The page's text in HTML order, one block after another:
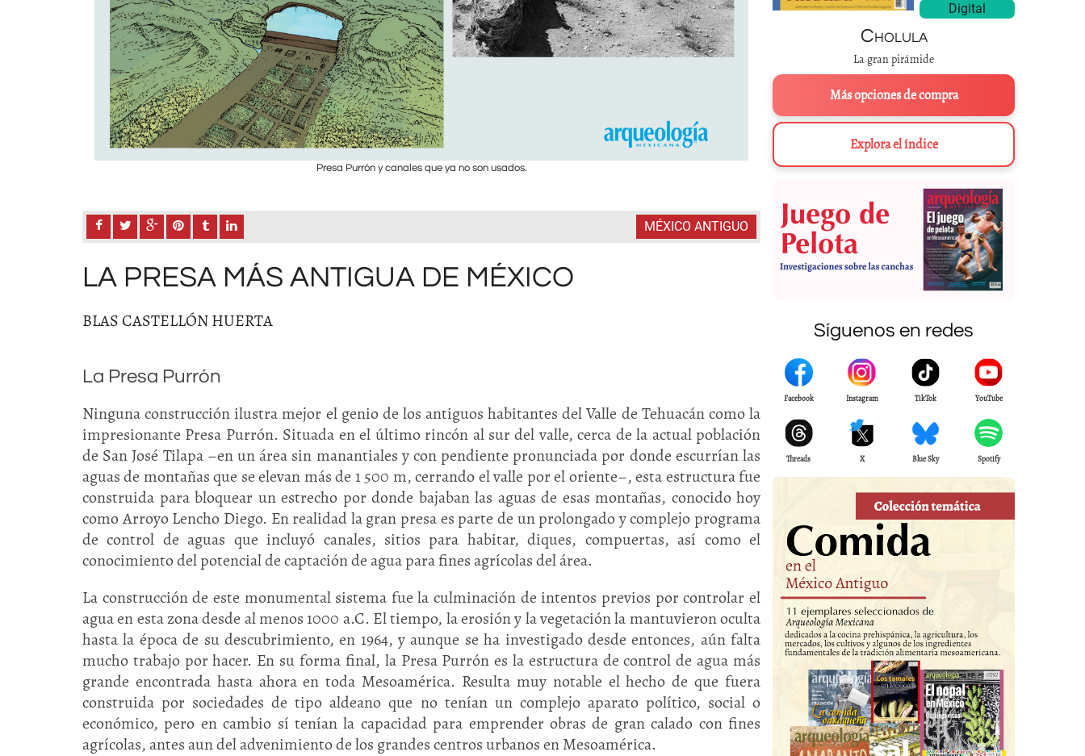
Presa Purrón y canales que ya no son usados. Presa Purrón y canales
MÉXICO ANTIGUO
LA PRESA MÁS ANTIGUA DE MÉXICO
BLAS CASTELLÓN HUERTA
La Presa Purrón
Ninguna construcción ilustra mejor el genio de los antiguos habitantes del Valle de Tehuacán como la
impresionante Presa Purrón. Situada en el último rincón al sur del valle, cerca de la actual población
de San José Tilapa –en un área sin manantiales y con pendiente pronunciada por donde escurrían las
aguas de montañas que se elevan más de 1 500 m, cerrando el valle por el oriente–, esta estructura fue
construida para bloquear un estrecho por donde bajaban las aguas de esas montañas, conocido hoy
como Arroyo Lencho Diego. En realidad la gran presa es parte de un prolongado y complejo programa
de control de aguas que incluyó canales, sitios para habitar, diques, compuertas, así como el
conocimiento del potencial de captación de agua para fines agrícolas del área.
La construcción de este monumental sistema fue la culminación de intentos previos por controlar el
agua en esta zona desde al menos 1000 a.C. El tiempo, la erosión y la vegetación la mantuvieron oculta
hasta la época de su descubrimiento, en 1964, y aunque se ha investigado desde entonces, aún falta
mucho trabajo por hacer. En su forma final, la Presa Purrón es la estructura de control de agua más
grande encontrada hasta ahora en toda Mesoamérica. Resulta muy notable el hecho de que fuera
construida por sociedades de tipo aldeano que no tenían un complejo aparato político, social o
económico, pero en cambio sí tenían la capacidad para emprender obras de gran calado con fines
agrícolas, antes aun del advenimiento de los grandes centros urbanos en Mesoamérica.
Digital
Cholula
La gran pirámide
Más opciones de compra
Explora el índice
Síguenos en redes
Facebook Instagram TikTok YouTube
Threads X Blue Sky Spotify